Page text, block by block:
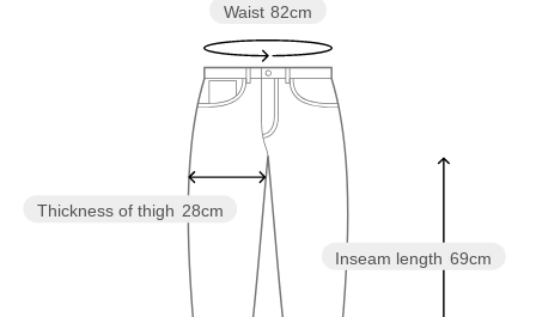
Inseam length 69cm
Thickness of thigh 28cm
Waist 82cm